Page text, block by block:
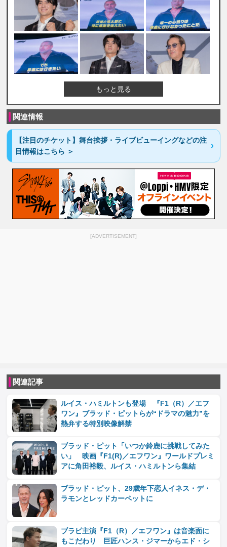
もっと見る
関連情報
【注目のチケット】舞台挨拶・ライブビューイングなどの注
目情報はこちら ＞
[ADVERTISEMENT]
関連記事
ルイス・ハミルトンも登場 『F1（R）／エフ
ワン』ブラッド・ピットらが“ドラマの魅力”を
熱弁する特別映像解禁
ブラッド・ピット「いつか鈴鹿に挑戦してみた
い」 映画『F1(R)／エフワン』ワールドプレミ
アに角田裕毅、ルイス・ハミルトンら集結
ブラッド・ピット、29歳年下恋人イネス・デ・
ラモンとレッドカーペットに
ブラピ主演『F1（R）／エフワン』は音楽面に
もこだわり 巨匠ハンス・ジマーからエド・シ